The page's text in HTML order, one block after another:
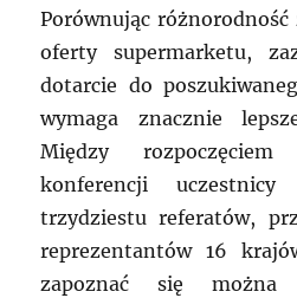
Porównując
oferty supermarketu,
dotarcie do
wymaga znacznie
Między
konferencji uczestnicy
trzydziestu referatów,
reprezentantów 16
zapoznać się